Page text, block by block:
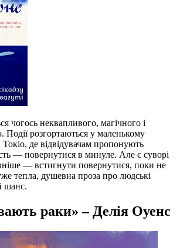
чогось неквапливого, магічного і
Події розгортаються у маленькому
де відвідувачам пропонують
— повернутися в минуле. Але є суворі
— встигнути повернутися, поки не
тепла, душевна проза про людські
шанс.
раки» – Делія Оуенс